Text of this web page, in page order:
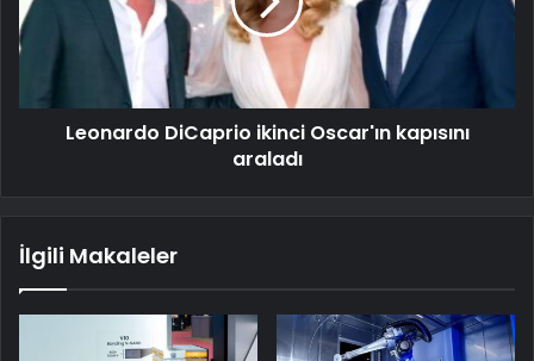
Leonardo DiCaprio ikinci Oscar'ın kapısını
araladı
İlgili Makaleler